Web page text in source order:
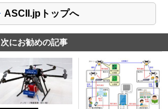
ASCII.jpトップへ
次にお勧めの記事